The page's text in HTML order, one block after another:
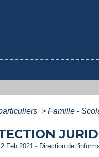
> Famille -
Feb 2021 - Direction de